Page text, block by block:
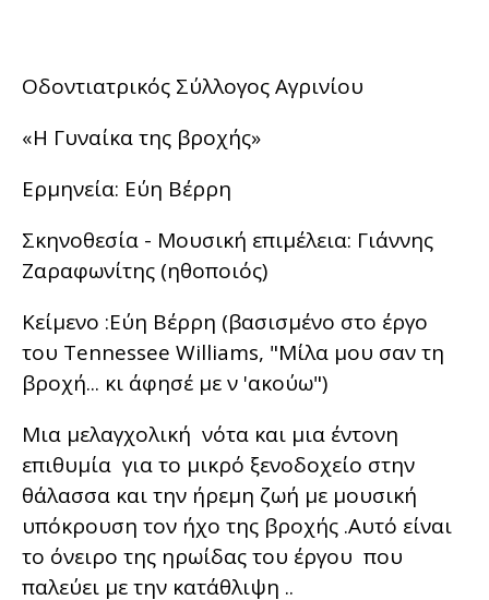
Οδοντιατρικός Σύλλογος Αγρινίου
«Η Γυναίκα της βροχής»
Ερμηνεία: Εύη Βέρρη
Σκηνοθεσία - Μουσική επιμέλεια: Γιάννης
Ζαραφωνίτης (ηθοποιός)
Κείμενο :Εύη Βέρρη (βασισμένο στο έργο
του Tennessee Williams, "Μίλα μου σαν τη
βροχή... κι άφησέ με ν 'ακούω")
Μια μελαγχολική νότα και μια έντονη
επιθυμία για το μικρό ξενοδοχείο στην
θάλασσα και την ήρεμη ζωή με μουσική
υπόκρουση τον ήχο της βροχής .Αυτό είναι
το όνειρο της ηρωίδας του έργου που
παλεύει με την κατάθλιψη ..